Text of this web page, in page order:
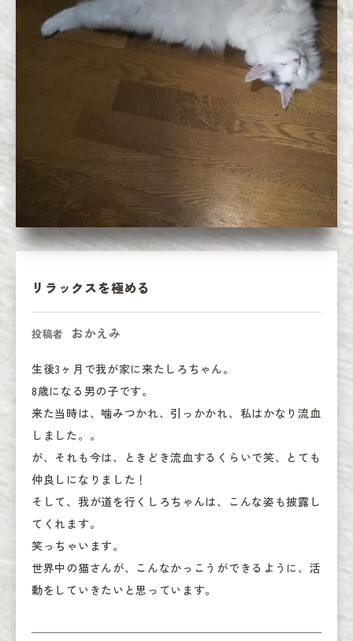
リラックスを極める
投稿者 おかえみ
生後3ヶ月で我が家に来たしろちゃん。
8歳になる男の子です。
来た当時は、噛みつかれ、引っかかれ、私はかなり流血
しました。。
が、それも今は、ときどき流血するくらいで笑、とても
仲良しになりました！
そして、我が道を行くしろちゃんは、こんな姿も披露し
てくれます。
笑っちゃいます。
世界中の猫さんが、こんなかっこうができるように、活
動をしていきたいと思っています。